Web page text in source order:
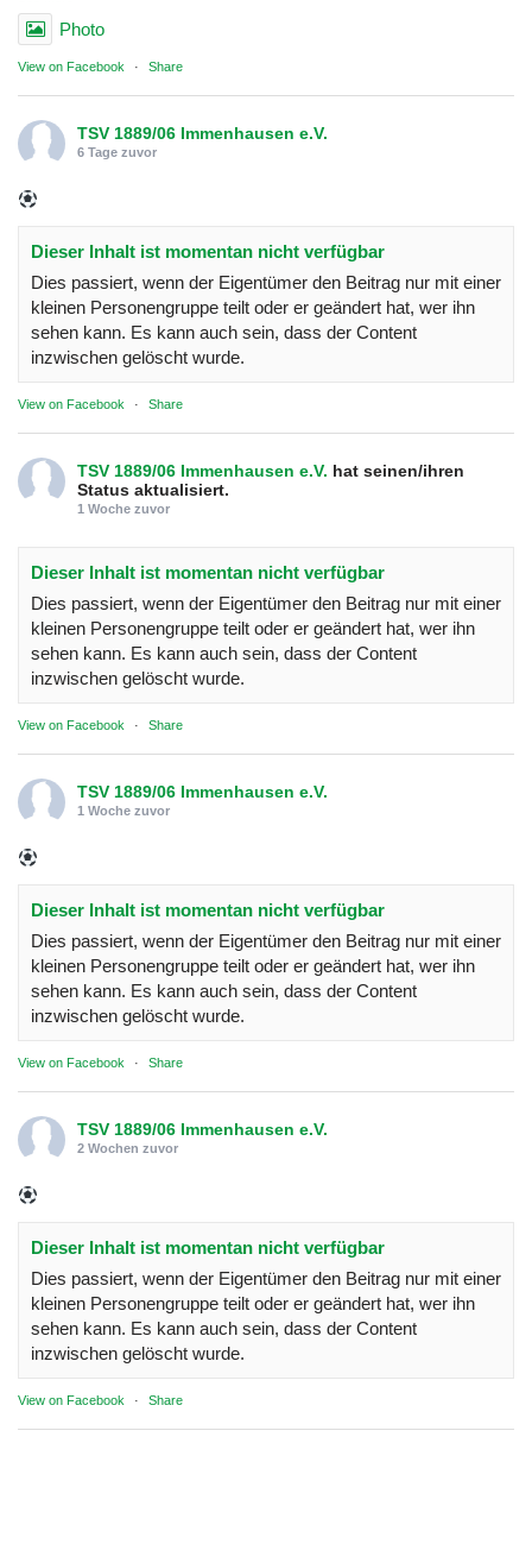
Photo
View on Facebook · Share
TSV 1889/06 Immenhausen e.V.
6 Tage zuvor
Dieser Inhalt ist momentan nicht verfügbar
Dies passiert, wenn der Eigentümer den Beitrag nur mit einer
kleinen Personengruppe teilt oder er geändert hat, wer ihn
sehen kann. Es kann auch sein, dass der Content
inzwischen gelöscht wurde.
View on Facebook · Share
TSV 1889/06 Immenhausen e.V. hat seinen/ihren
Status aktualisiert.
1 Woche zuvor
Dieser Inhalt ist momentan nicht verfügbar
Dies passiert, wenn der Eigentümer den Beitrag nur mit einer
kleinen Personengruppe teilt oder er geändert hat, wer ihn
sehen kann. Es kann auch sein, dass der Content
inzwischen gelöscht wurde.
View on Facebook · Share
TSV 1889/06 Immenhausen e.V.
1 Woche zuvor
Dieser Inhalt ist momentan nicht verfügbar
Dies passiert, wenn der Eigentümer den Beitrag nur mit einer
kleinen Personengruppe teilt oder er geändert hat, wer ihn
sehen kann. Es kann auch sein, dass der Content
inzwischen gelöscht wurde.
View on Facebook · Share
TSV 1889/06 Immenhausen e.V.
2 Wochen zuvor
Dieser Inhalt ist momentan nicht verfügbar
Dies passiert, wenn der Eigentümer den Beitrag nur mit einer
kleinen Personengruppe teilt oder er geändert hat, wer ihn
sehen kann. Es kann auch sein, dass der Content
inzwischen gelöscht wurde.
View on Facebook · Share